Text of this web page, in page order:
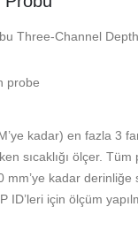
Three-Channel
probe
kadar) en fazla 3
sıcaklığı ölçer.
kadar
için ölçüm